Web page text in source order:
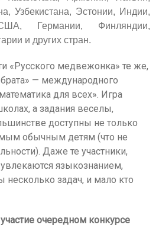
Узбекистана, Эстонии, Индии,
Германии, Финляндии,
и других стран.
«Русского медвежонка» те же,
— международного
для всех». Игра
а задания веселы,
доступны не только
обычным детям (что не
Даже те участники,
языкознанием,
задач, и мало кто
очередном конкурсе